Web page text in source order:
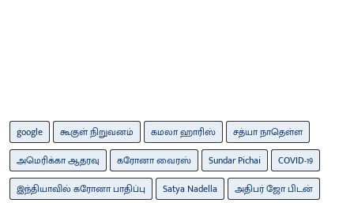
google கூகுள் நிறுவனம் கமலா ஹாரிஸ்
சத்யா நாதெள்ள
அமெரிக்கா ஆதரவு
கரோனா வைரஸ் Sundar Pichai
COVID-19
இந்தியாவில் கரோனா பாதிப்பு
Satya Nadella
அதிபர் ஜோ பிடன்